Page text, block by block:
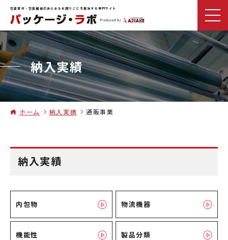
包装資材・包装機械のあらゆるお困りごとを解決する専門サイト
納入実績
ホーム 納入実績 通販事業
納入実績
内包物 物流機器
機能性 製品分類